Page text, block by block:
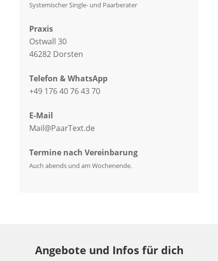
Systemischer Single- und Paarberater
Praxis
Ostwall 30
46282 Dorsten
Telefon & WhatsApp
+49 176 40 76 43 70
E-Mail
Mail@PaarText.de
Termine nach Vereinbarung
Auch abends und am Wochenende.
Angebote und Infos für dich